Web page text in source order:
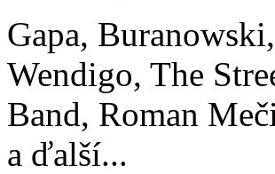
Gapa,
Wendigo, The
Band, Roman
a ďalší...